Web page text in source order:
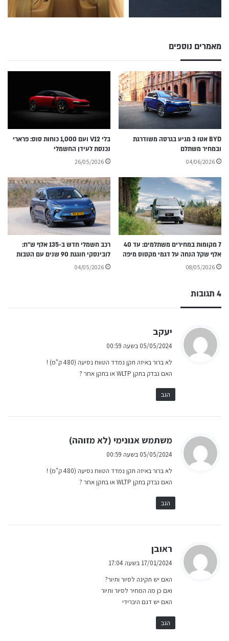
מאמרים נוספים
BYD אטו 3 מגיע בגרסה משודרגת
ובמחיר משתלם
04/06/2026
בלי V12 ועם 1,000 כוחות סוס: פרארי
נכנסת לעידן החשמלי
26/05/2026
7 מקומות במחירים משתלמים: עד 40
אלף שקל הנחה על דגמי מקסוס מיפה
08/05/2026
רכב חשמלי חדש ב-135 אלף ש״ח:
לובינסקי חוגגת 90 שנים עם הטבות
04/05/2026
4 תגובות
יעקב
ב
:
05/05/2024 בשעה 00:59
לא ברור באיזה תקן נמדד הטווח נסיעה (480 ק"מ) !
האם נבדק בתקן WLTP או בתקן אחר ?
הגב
משתמש אנונימי (לא מזוהה)
ב
05/05/2024 בשעה 00:59
לא ברור באיזה תקן נמדד הטווח נסיעה (480 ק"מ) !
האם נבדק בתקן WLTP או בתקן אחר ?
הגב
ראובן
ג
ב
:
17/01/2024 בשעה 17:04
האם יש תקינה לסיור ותיור?
ואם כן מה המחיר לסיור ותיור
האם יש דגם היברידי
הגב